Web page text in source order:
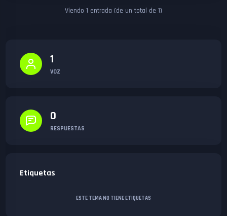
Viendo 1 entrada (de un total de 1)
1
VOZ
0
RESPUESTAS
Etiquetas
ESTE TEMA NO TIENE ETIQUETAS